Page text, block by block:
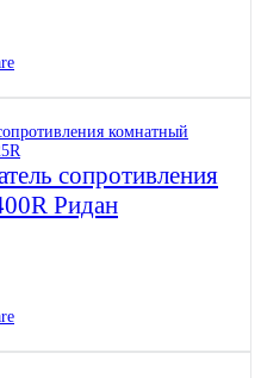
сопротивления
Ридан